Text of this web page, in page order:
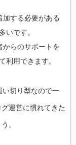
する必要がある
いです。
からのサポートを
利用できます。
い切り型なので一
運営に慣れてきた
。